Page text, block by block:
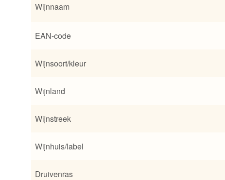
Wijnnaam
EAN-code
Wijnsoort/kleur
Wijnland
Wijnstreek
Wijnhuis/label
Druivenras